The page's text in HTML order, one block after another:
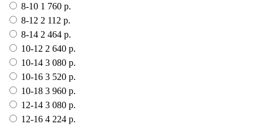
8-10 1 760 р.
8-12 2 112 р.
8-14 2 464 р.
10-12 2 640 р.
10-14 3 080 р.
10-16 3 520 р.
10-18 3 960 р.
12-14 3 080 р.
12-16 4 224 р.